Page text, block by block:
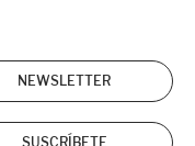
NEWSLETTER
SUSCRÍBETE